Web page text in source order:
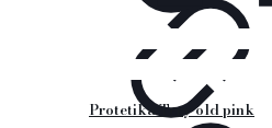
Protetika Tery old pink